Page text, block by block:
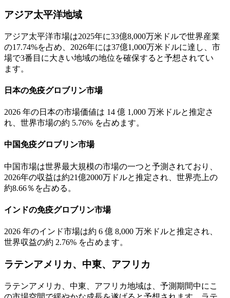
アジア太平洋地域
アジア太平洋市場は2025年に33億8,000万米ドルで世界産業
の17.74%を占め、2026年には37億1,000万米ドルに達し、市
場で3番目に大きい地域の地位を確保すると予想されてい
ます。
日本の免疫グロブリン市場
2026 年の日本の市場価値は 14 億 1,000 万米ドルと推定さ
れ、世界市場の約 5.76% を占めます。
中国免疫グロブリン市場
中国市場は世界最大規模の市場の一つと予測されており、
2026年の収益は約21億2000万ドルと推定され、世界売上の
約8.66％を占める。
インドの免疫グロブリン市場
2026 年のインド市場は約 6 億 8,000 万米ドルと推定され、
世界収益の約 2.76% を占めます。
ラテンアメリカ、中東、アフリカ
ラテンアメリカ、中東、アフリカ地域は、予測期間中にこ